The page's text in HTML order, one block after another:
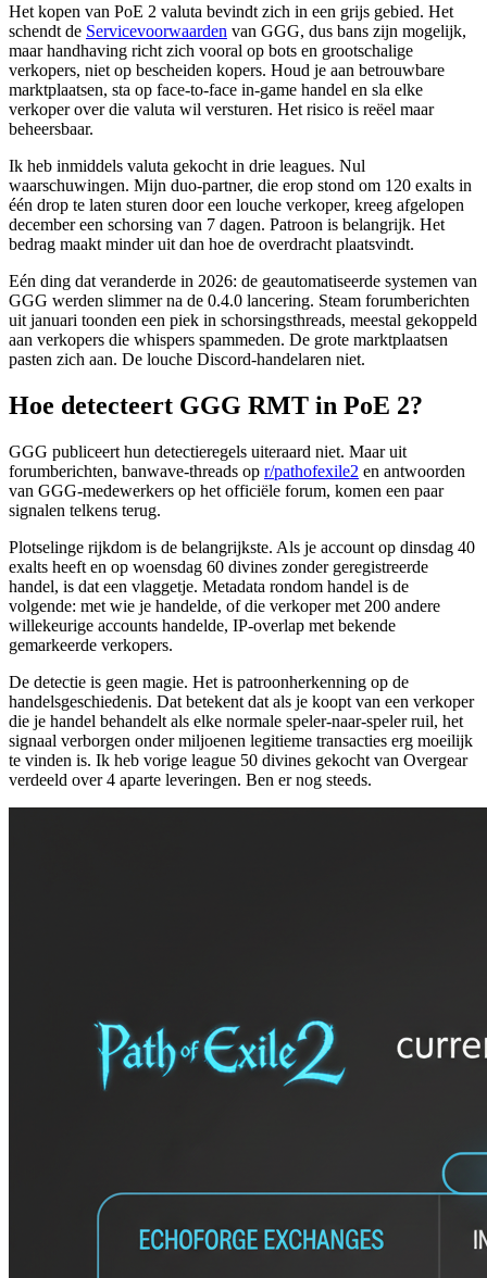
Het kopen van PoE 2 valuta bevindt zich in een grijs gebied. Het
schendt de Servicevoorwaarden van GGG, dus bans zijn mogelijk,
maar handhaving richt zich vooral op bots en grootschalige
verkopers, niet op bescheiden kopers. Houd je aan betrouwbare
marktplaatsen, sta op face-to-face in-game handel en sla elke
verkoper over die valuta wil versturen. Het risico is reëel maar
beheersbaar.
Ik heb inmiddels valuta gekocht in drie leagues. Nul
waarschuwingen. Mijn duo-partner, die erop stond om 120 exalts in
één drop te laten sturen door een louche verkoper, kreeg afgelopen
december een schorsing van 7 dagen. Patroon is belangrijk. Het
bedrag maakt minder uit dan hoe de overdracht plaatsvindt.
Eén ding dat veranderde in 2026: de geautomatiseerde systemen van
GGG werden slimmer na de 0.4.0 lancering. Steam forumberichten
uit januari toonden een piek in schorsingsthreads, meestal gekoppeld
aan verkopers die whispers spammeden. De grote marktplaatsen
pasten zich aan. De louche Discord-handelaren niet.
Hoe detecteert GGG RMT in PoE 2?
GGG publiceert hun detectieregels uiteraard niet. Maar uit
forumberichten, banwave-threads op r/pathofexile2 en antwoorden
van GGG-medewerkers op het officiële forum, komen een paar
signalen telkens terug.
Plotselinge rijkdom is de belangrijkste. Als je account op dinsdag 40
exalts heeft en op woensdag 60 divines zonder geregistreerde
handel, is dat een vlaggetje. Metadata rondom handel is de
volgende: met wie je handelde, of die verkoper met 200 andere
willekeurige accounts handelde, IP-overlap met bekende
gemarkeerde verkopers.
De detectie is geen magie. Het is patroonherkenning op de
handelsgeschiedenis. Dat betekent dat als je koopt van een verkoper
die je handel behandelt als elke normale speler-naar-speler ruil, het
signaal verborgen onder miljoenen legitieme transacties erg moeilijk
te vinden is. Ik heb vorige league 50 divines gekocht van Overgear
verdeeld over 4 aparte leveringen. Ben er nog steeds.